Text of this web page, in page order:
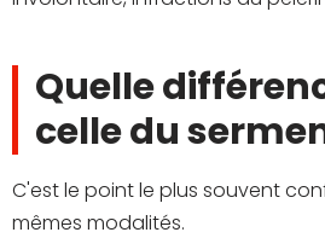
Quelle
celle du
C'est le point le plus souvent
mêmes modalités.